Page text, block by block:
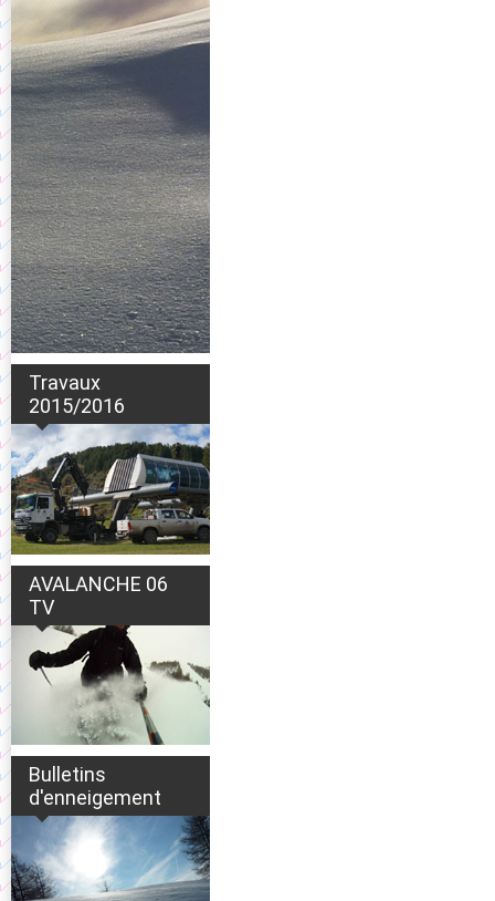
Travaux
2015/2016
AVALANCHE 06
TV
Bulletins
d'enneigement